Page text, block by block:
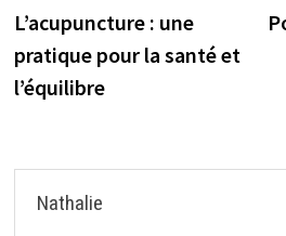
de
l’article
L’acupuncture : une
pratique pour la santé et
l’équilibre
Nathalie